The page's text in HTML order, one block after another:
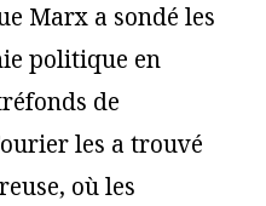
Marx a sondé les
politique en
de
les a trouvé
où les